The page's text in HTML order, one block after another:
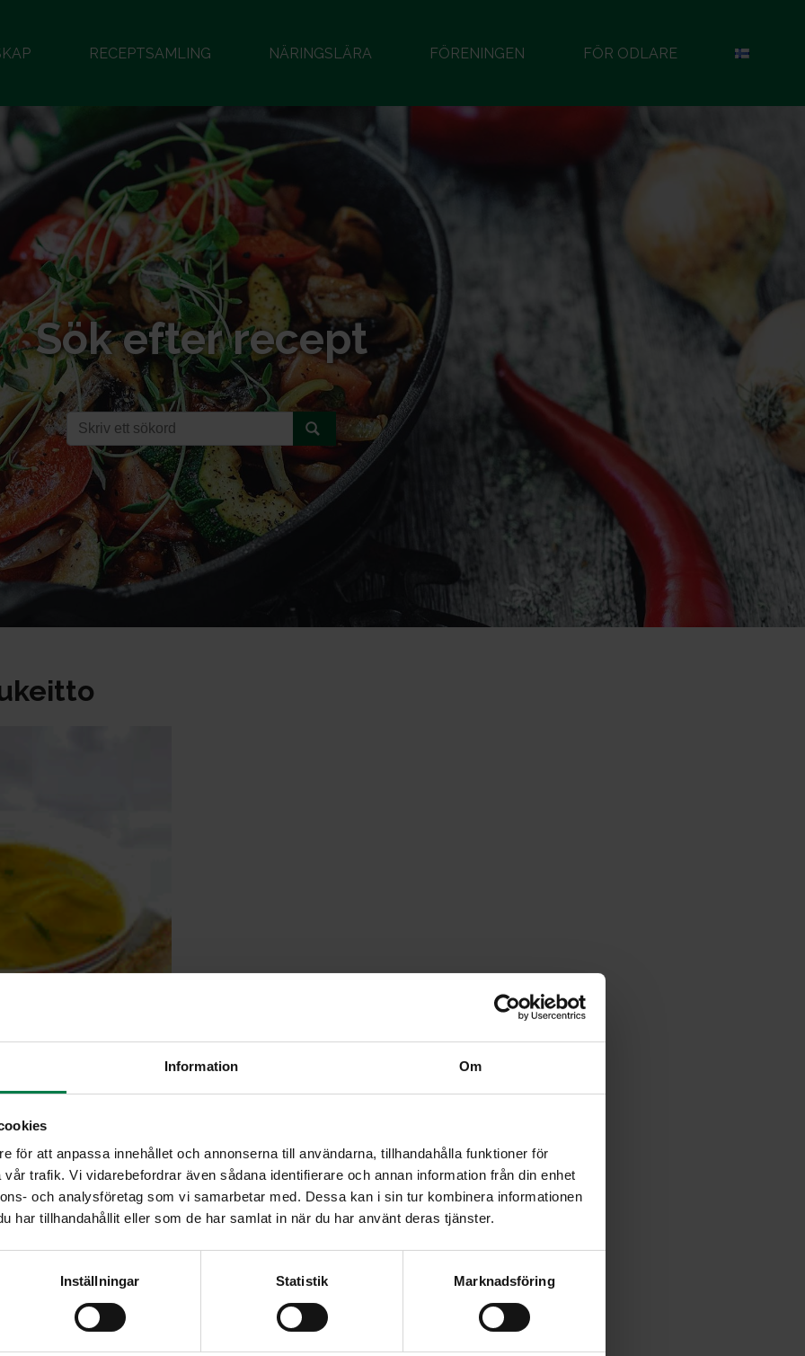
Information Om
för att anpassa innehållet och annonserna till användarna, tillhandahålla funktioner för
trafik. Vi vidarebefordrar även sådana identifierare och annan information från din enhet
och analysföretag som vi samarbetar med. Dessa kan i sin tur kombinera informationen
har tillhandahållit eller som de har samlat in när du har använt deras tjänster.
Inställningar Statistik Marknadsföring
RECEPTSAMLING NÄRINGSLÄRA FÖRENINGEN FÖR ODLARE
Sök efter recept
Hienonna sipuli ja valkosipulinkynnet. Suikaloi herkkukurkut ja tuore kurkku.